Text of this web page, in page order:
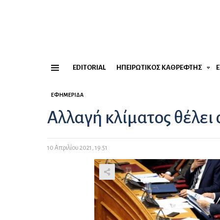
EDITORIAL ΗΠΕΙΡΏΤΙΚΟΣ ΚΑΘΡΈΦΤΗΣ
ΕΦΗΜΕΡΊΔΑ
Αλλαγή κλίματος
10 Απριλίου 2021, 19:51